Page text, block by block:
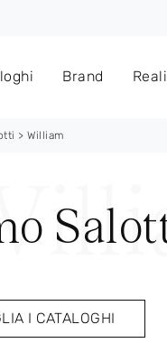
Brand
>William
I CATALOGHI